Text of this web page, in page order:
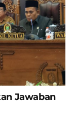
Jawaban